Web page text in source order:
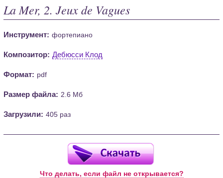
La Mer, 2. Jeux de Vagues
Инструмент: фортепиано
Композитор: Дебюсси Клод
Формат: pdf
Размер файла: 2.6 Мб
Загрузили: 405 раз
Что делать, если файл не открывается?